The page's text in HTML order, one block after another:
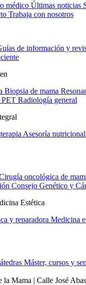
médico Últimas noticias
Trabaja con nosotros
de información y
Biopsia de mama
Radiología general
Asesoría nutricional
oncológica de
Consejo Genético y
Estética
y reparadora Medicina
Máster, cursos y
Mama | Calle José